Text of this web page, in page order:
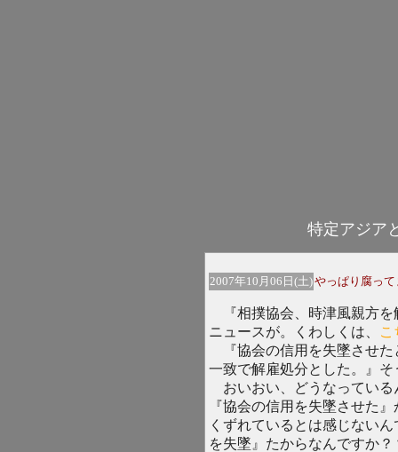
特定アジア
2007年10月06日(土)やっぱり腐っ
『相撲協会、時津風親方を
ニュースが。くわしくは、
こ
『協会の信用を失墜させた
一致で解雇処分とした。』そ
おいおい、どうなっている
『協会の信用を失墜させた
くずれているとは感じない
を失墜』たからなんですか？